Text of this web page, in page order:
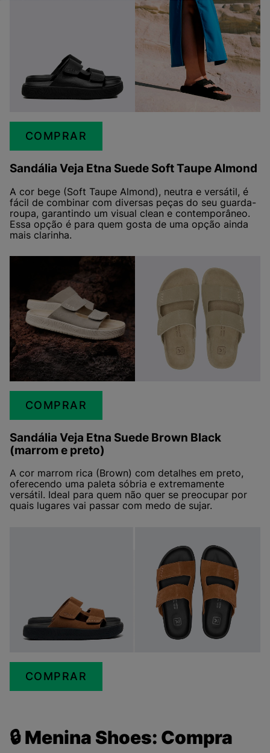
COMPRAR
Sandália Veja Etna Suede Soft Taupe Almond
A cor bege (Soft Taupe Almond), neutra e versátil, é
fácil de combinar com diversas peças do seu guarda-
roupa, garantindo um visual clean e contemporâneo.
Essa opção é para quem gosta de uma opção ainda
mais clarinha.
COMPRAR
Sandália Veja Etna Suede Brown Black
(marrom e preto)
A cor marrom rica (Brown) com detalhes em preto,
oferecendo uma paleta sóbria e extremamente
versátil. Ideal para quem não quer se preocupar por
quais lugares vai passar com medo de sujar.
COMPRAR
🔒 Menina Shoes: Compra